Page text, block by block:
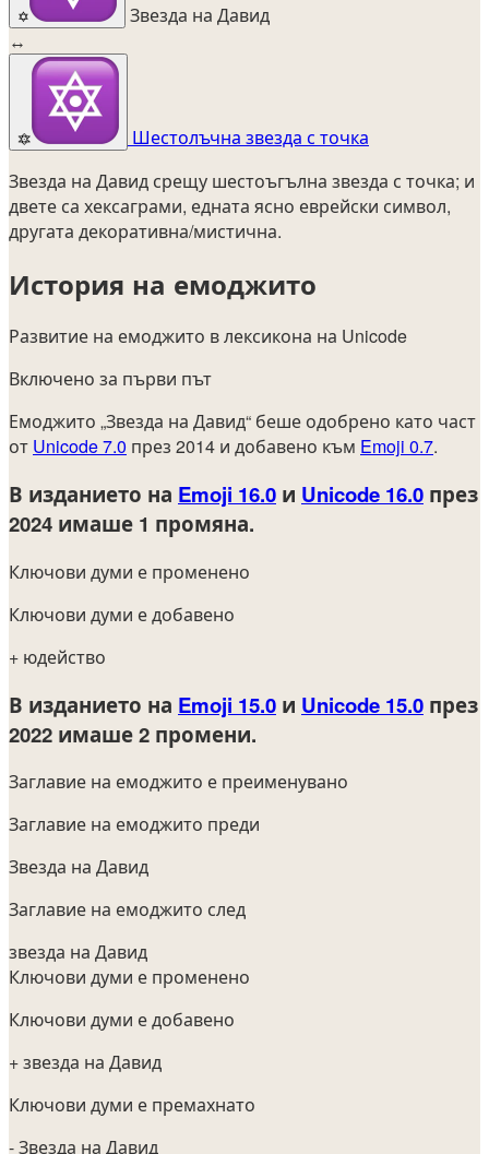
✡️
Звезда на Давид
↔
🔯
Шестолъчна звезда с точка
Звезда на Давид срещу шестоъгълна звезда с точка; и
двете са хексаграми, едната ясно еврейски символ,
другата декоративна/мистична.
История на емоджито
Развитие на емоджито в лексикона на Unicode
Включено за първи път
Емоджито „Звезда на Давид“ беше одобрено като част
от Unicode 7.0 през 2014 и добавено към Emoji 0.7.
В изданието на Emoji 16.0 и Unicode 16.0 през
2024 имаше 1 промяна.
Ключови думи е променено
Ключови думи е добавено
+ юдейство
В изданието на Emoji 15.0 и Unicode 15.0 през
2022 имаше 2 промени.
Заглавие на емоджито е преименувано
Заглавие на емоджито преди
Звезда на Давид
Заглавие на емоджито след
звезда на Давид
Ключови думи е променено
Ключови думи е добавено
+ звезда на Давид
Ключови думи е премахнато
- Звезда на Давид